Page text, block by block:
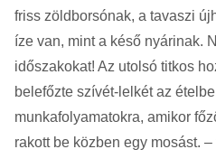
friss zöldborsónak, a tavaszi
íze van, mint a késő nyárinak.
időszakokat! Az utolsó titkos
belefőzte szívét-lelkét az
munkafolyamatokra, amikor
rakott be közben egy mosást.